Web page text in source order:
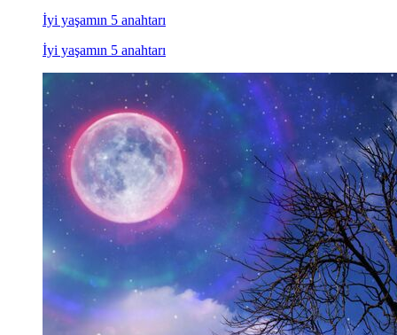
İyi yaşamın 5 anahtarı
İyi yaşamın 5 anahtarı